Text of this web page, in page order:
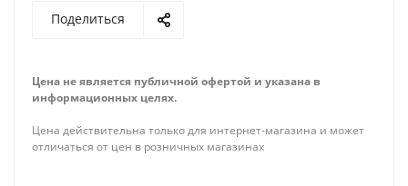
Поделиться
Цена не является публичной офертой и указана в
информационных целях.
Цена действительна только для интернет-магазина и может
отличаться от цен в розничных магазинах